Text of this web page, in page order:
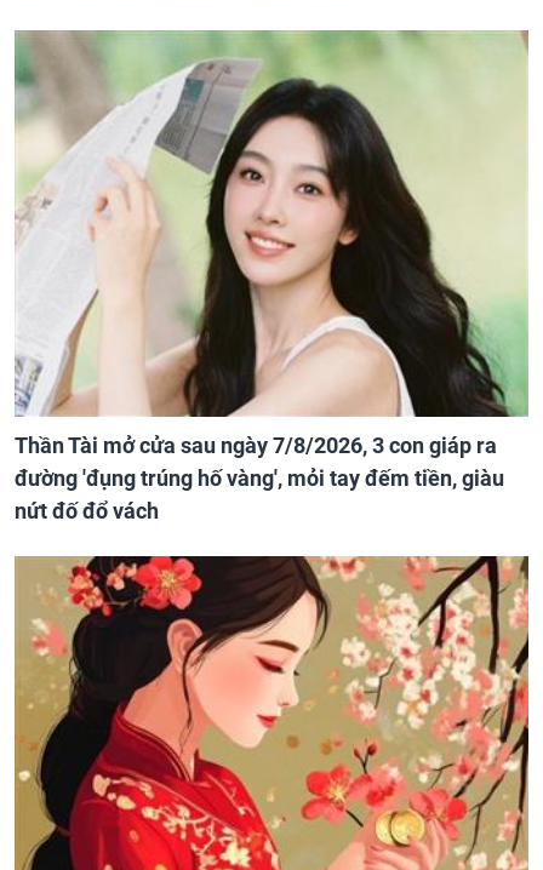
Thần Tài mở cửa sau ngày 7/8/2026, 3 con giáp ra
đường 'đụng trúng hố vàng', mỏi tay đếm tiền, giàu
nứt đố đổ vách